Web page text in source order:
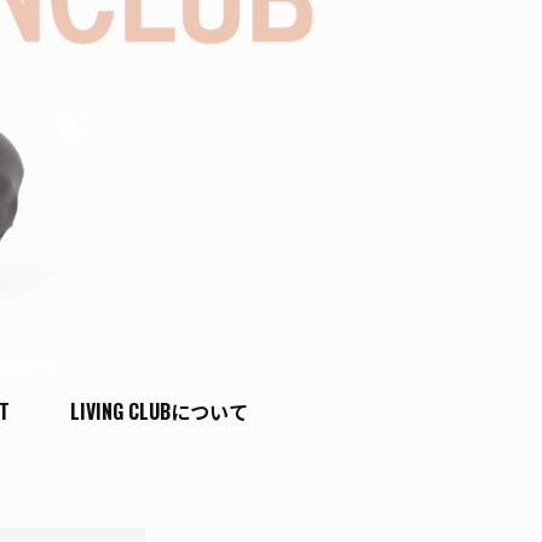
LIVING CLUBについて